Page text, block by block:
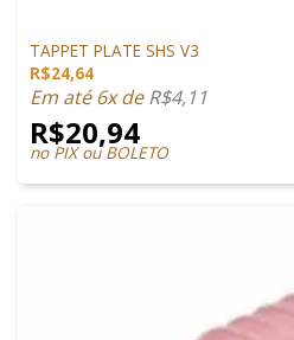
TAPPET PLATE SHS V3
R$24,64
Em até 6x deR$4,11
R$20,94
no PIX ou BOLETO